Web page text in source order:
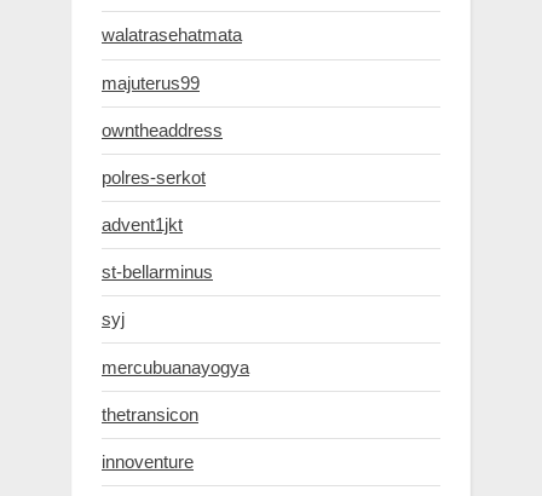
walatrasehatmata
majuterus99
owntheaddress
polres-serkot
advent1jkt
st-bellarminus
syj
mercubuanayogya
thetransicon
innoventure